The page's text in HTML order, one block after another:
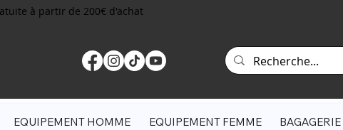
à partir de 200€ d'achat
EQUIPEMENT HOMME EQUIPEMENT FEMME BAGAGERIE